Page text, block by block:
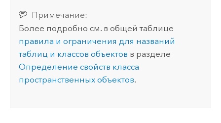
Примечание:
Более подробно см. в общей таблице
правила и ограничения для названий
таблиц и классов объектов в разделе
Определение свойств класса
пространственных объектов.